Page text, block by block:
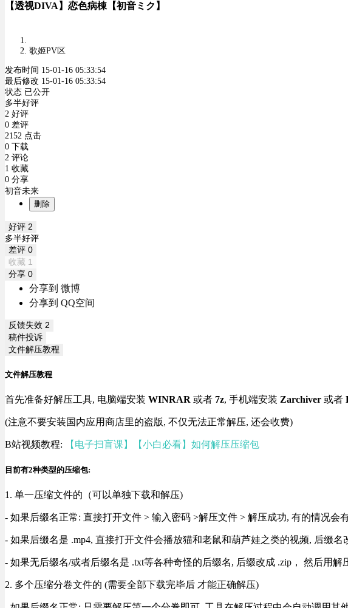
【透视DIVA】恋色病棟【初音ミク】
歌姬PV区
发布时间 15-01-16 05:33:54
最后修改 15-01-16 05:33:54
状态 已公开
多半好评
2 好评
0 差评
2152 点击
0 下载
2 评论
1 收藏
0 分享
初音未来
删除
好评 2
多半好评
差评 0
收藏 1
分享 0
分享到 微博
分享到 QQ空间
反馈失效 2
稿件投诉
文件解压教程
文件解压教程
首先准备好解压工具, 电脑端安装 WINRAR 或者 7z, 手机端安装 Zarchiver 或者
(注意不要安装国内应用商店里的盗版, 不仅无法正常解压, 还会收费)
B站视频教程: 【电子扫盲课】【小白必看】如何解压压缩包
目前有2种类型的压缩包:
1. 单一压缩文件的（可以单独下载和解压)
- 如果后缀名正常: 直接打开文件 > 输入密码 >解压文件 > 解压成功, 有的情况会
- 如果后缀名是 .mp4, 直接打开文件会播放猫和老鼠和葫芦娃之类的视频, 后缀名
- 如果无后缀名/或者后缀名是 .txt等各种奇怪的后缀名, 后缀改成 .zip， 然后用
2. 多个压缩分卷文件的 (需要全部下载完毕后 才能正确解压)